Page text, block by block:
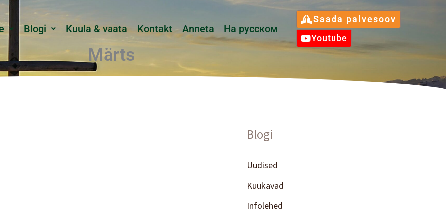
Blogi Kuula & vaata Kontakt Anneta Hа русском
Youtube
Saada palvesoov
Märts
Blogi
Uudised
Kuukavad
Infolehed